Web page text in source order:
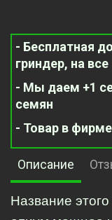
- Бесплатная
гриндер, на
- Мы даем +1
семян
- Товар в
Описание
Название